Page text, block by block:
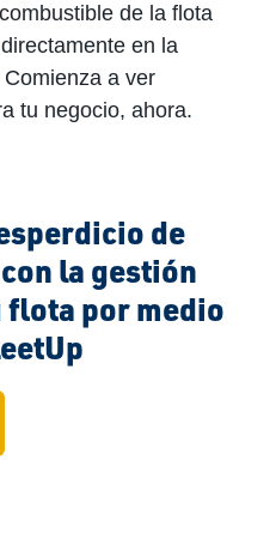
de la flota
en la
a ver
tu negocio, ahora.
de
la gestión
flota por medio